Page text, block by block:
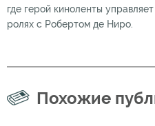
где герой киноленты
ролях с Робертом де Ниро.
Похожие